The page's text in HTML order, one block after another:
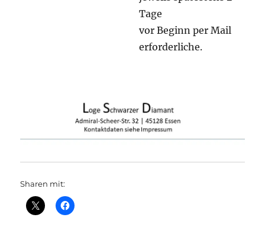
Tage
vor Beginn per Mail
erforderliche.
Sharen mit: